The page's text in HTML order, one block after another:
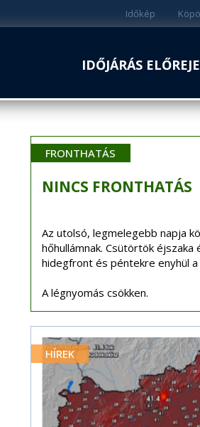
Időkép
IDŐJÁRÁS
FRONTHATÁS
NINCS FRONTHATÁS
Az utolsó, legmelegebb napja
hőhullámnak. Csütörtök éjszaka
hidegfront és péntekre enyhül
A légnyomás csökken.
HÍREK